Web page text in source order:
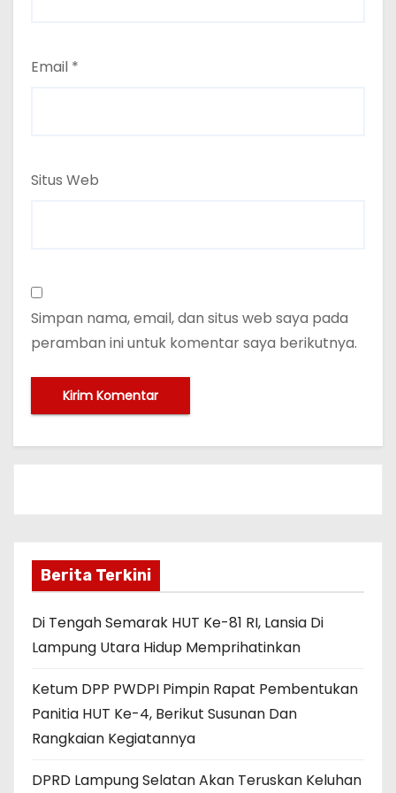
Email *
Situs Web
Simpan nama, email, dan situs web saya pada
peramban ini untuk komentar saya berikutnya.
Berita Terkini
Di Tengah Semarak HUT Ke-81 RI, Lansia Di
Lampung Utara Hidup Memprihatinkan
Ketum DPP PWDPI Pimpin Rapat Pembentukan
Panitia HUT Ke-4, Berikut Susunan Dan
Rangkaian Kegiatannya
DPRD Lampung Selatan Akan Teruskan Keluhan